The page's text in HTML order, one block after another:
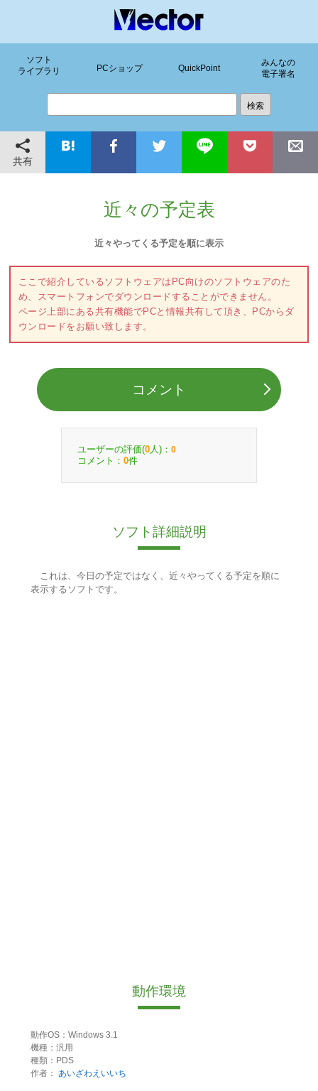
ソフト
ライブラリ
PCショップ QuickPoint
みんなの
電子署名
共有
近々の予定表
近々やってくる予定を順に表示
ここで紹介しているソフトウェアはPC向けのソフトウェアのた
め、スマートフォンでダウンロードすることができません。
ページ上部にある共有機能でPCと情報共有して頂き、PCからダ
ウンロードをお願い致します。
コメント
ユーザーの評価(0 人)： 0
コメント： 0件
ソフト詳細説明
これは、今日の予定ではなく、近々やってくる予定を順に
表示するソフトです。
動作環境
動作OS：Windows 3.1
機種：汎用
種類：PDS
作者： あいざわえいいち